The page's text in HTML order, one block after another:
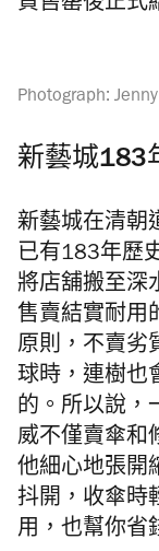
貨售罄後正式
Photograph:
新藝城183
新藝城在清朝
已有183年歷
將店舖搬至深
售賣結實耐用
原則，不賣劣
球時，連樹也
的。所以說，
威不僅賣傘和
他細心地張開
抖開，收傘時
用，也幫你省